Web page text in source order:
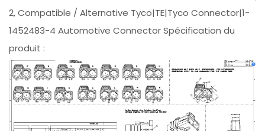
2, Compatible / Alternative Tyco|TE|Tyco Connector|1-
1452483-4 Automotive Connector Spécification du
produit :